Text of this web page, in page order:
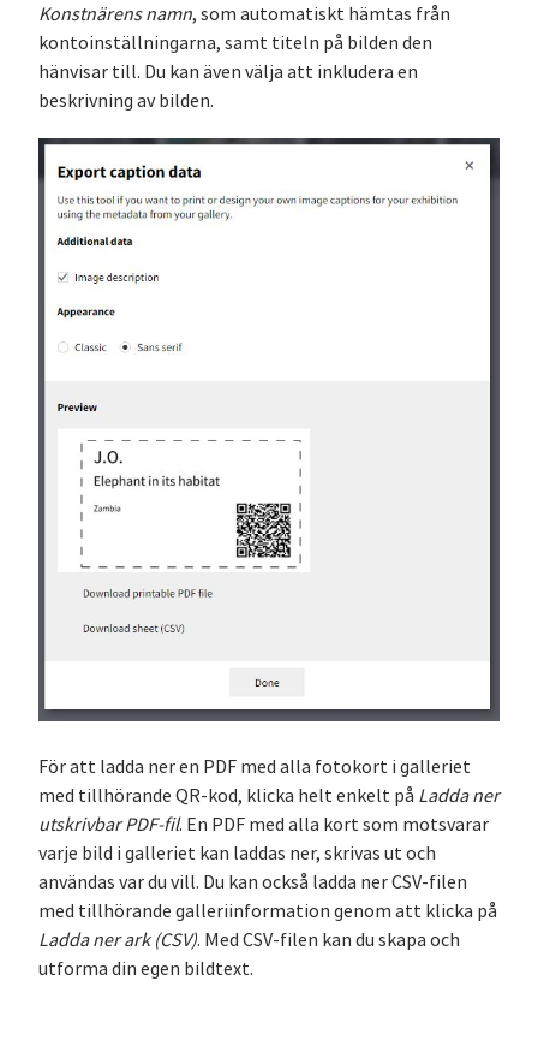
Konstnärens namn, som automatiskt hämtas från
kontoinställningarna, samt titeln på bilden den
hänvisar till. Du kan även välja att inkludera en
beskrivning av bilden.
För att ladda ner en PDF med alla fotokort i galleriet
med tillhörande QR-kod, klicka helt enkelt på Ladda ner
utskrivbar PDF-fil. En PDF med alla kort som motsvarar
varje bild i galleriet kan laddas ner, skrivas ut och
användas var du vill. Du kan också ladda ner CSV-filen
med tillhörande galleriinformation genom att klicka på
Ladda ner ark (CSV). Med CSV-filen kan du skapa och
utforma din egen bildtext.